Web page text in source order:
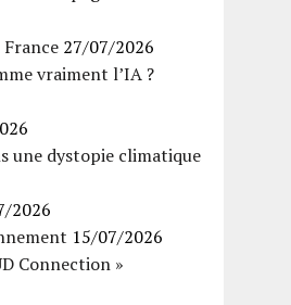
27/07/2026
vraiment l’IA ?
une dystopie climatique
2026
15/07/2026
Connection »